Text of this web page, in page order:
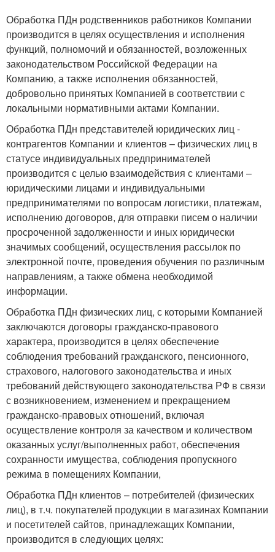
Обработка ПДн родственников работников Компании
производится в целях осуществления и исполнения
функций, полномочий и обязанностей, возложенных
законодательством Российской Федерации на
Компанию, а также исполнения обязанностей,
добровольно принятых Компанией в соответствии с
локальными нормативными актами Компании.
Обработка ПДн представителей юридических лиц -
контрагентов Компании и клиентов – физических лиц в
статусе индивидуальных предпринимателей
производится с целью взаимодействия с клиентами –
юридическими лицами и индивидуальными
предпринимателями по вопросам логистики, платежам,
исполнению договоров, для отправки писем о наличии
просроченной задолженности и иных юридически
значимых сообщений, осуществления рассылок по
электронной почте, проведения обучения по различным
направлениям, а также обмена необходимой
информации.
Обработка ПДн физических лиц, с которыми Компанией
заключаются договоры гражданско-правового
характера, производится в целях обеспечение
соблюдения требований гражданского, пенсионного,
страхового, налогового законодательства и иных
требований действующего законодательства РФ в связи
с возникновением, изменением и прекращением
гражданско-правовых отношений, включая
осуществление контроля за качеством и количеством
оказанных услуг/выполненных работ, обеспечения
сохранности имущества, соблюдения пропускного
режима в помещениях Компании,
Обработка ПДн клиентов – потребителей (физических
лиц), в т.ч. покупателей продукции в магазинах Компании
и посетителей сайтов, принадлежащих Компании,
производится в следующих целях: